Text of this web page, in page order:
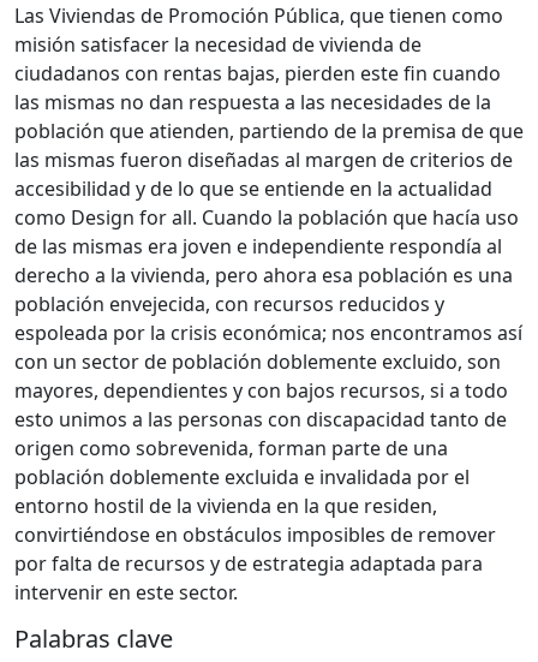
Las Viviendas de Promoción Pública, que tienen como
misión satisfacer la necesidad de vivienda de
ciudadanos con rentas bajas, pierden este fin cuando
las mismas no dan respuesta a las necesidades de la
población que atienden, partiendo de la premisa de que
las mismas fueron diseñadas al margen de criterios de
accesibilidad y de lo que se entiende en la actualidad
como Design for all. Cuando la población que hacía uso
de las mismas era joven e independiente respondía al
derecho a la vivienda, pero ahora esa población es una
población envejecida, con recursos reducidos y
espoleada por la crisis económica; nos encontramos así
con un sector de población doblemente excluido, son
mayores, dependientes y con bajos recursos, si a todo
esto unimos a las personas con discapacidad tanto de
origen como sobrevenida, forman parte de una
población doblemente excluida e invalidada por el
entorno hostil de la vivienda en la que residen,
convirtiéndose en obstáculos imposibles de remover
por falta de recursos y de estrategia adaptada para
intervenir en este sector.
Palabras clave